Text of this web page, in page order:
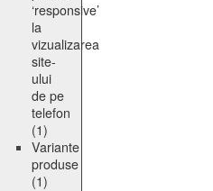
‘responsive’
la
vizualizarea
site-
ului
de pe
telefon
(1)
Variante
produse
(1)